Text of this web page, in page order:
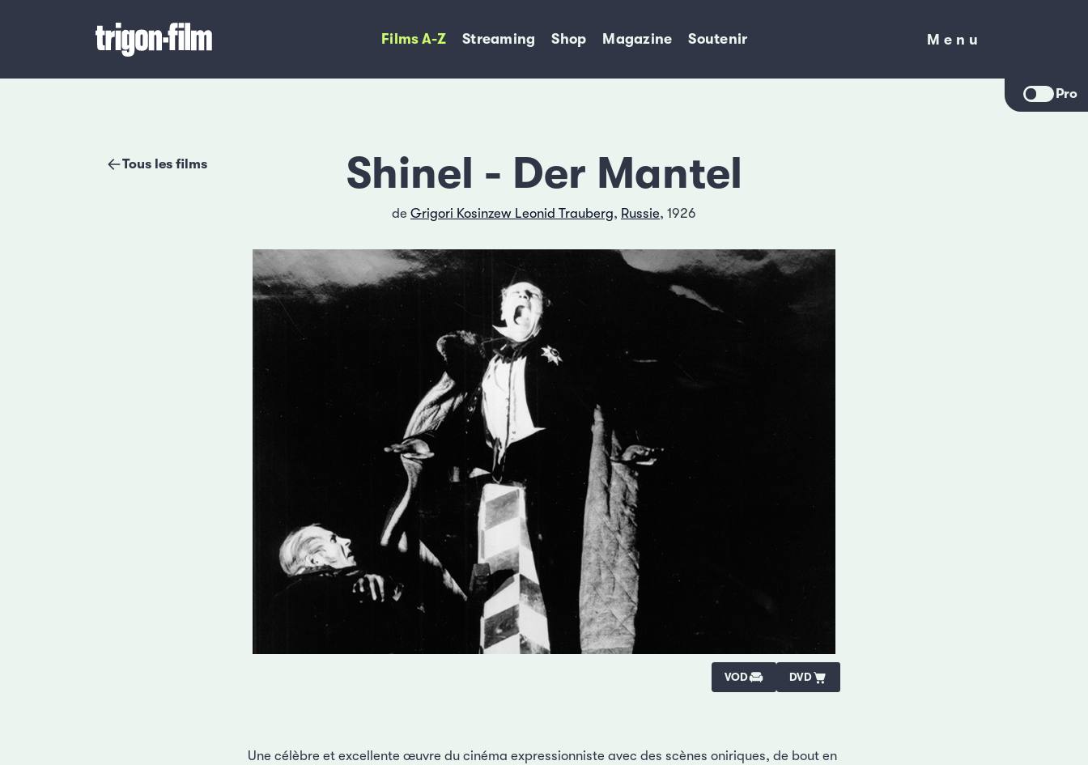
Films A-Z Streaming Shop Magazine Soutenir
Menu
Menu
Pro
Tous les films Shinel - Der Mantel
de Grigori Kosinzew Leonid Trauberg, Russie, 1926
VOD DVD
Une célèbre et excellente œuvre du cinéma expressionniste avec des scènes oniriques, de bout en